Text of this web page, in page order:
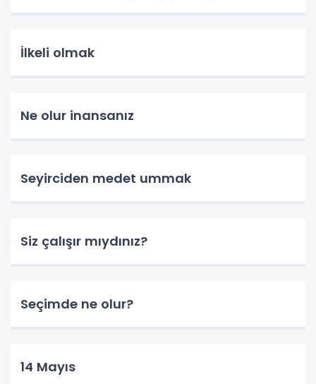
İlkeli olmak
Ne olur inansanız
Seyirciden medet ummak
Siz çalışır mıydınız?
Seçimde ne olur?
14 Mayıs